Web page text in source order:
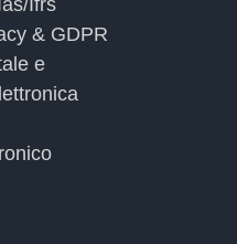
Ifrs
& GDPR
e